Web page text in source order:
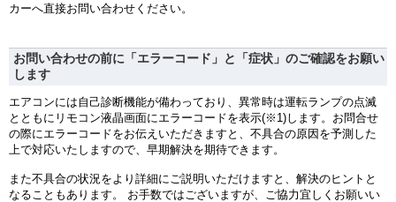
カーへ直接お問い合わせください。
お問い合わせの前に「エラーコード」と「症状」のご確認をお願い
します
エアコンには自己診断機能が備わっており、異常時は運転ランプの点滅
とともにリモコン液晶画面にエラーコードを表示(※1)します。お問合せ
の際にエラーコードをお伝えいただきますと、不具合の原因を予測した
上で対応いたしますので、早期解決を期待できます。
また不具合の状況をより詳細にご説明いただけますと、解決のヒントと
なることもあります。 お手数ではございますが、ご協力宜しくお願いい